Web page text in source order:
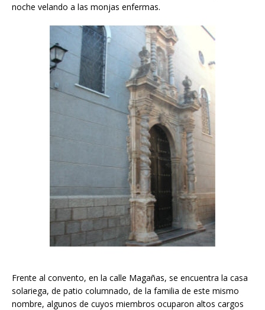
noche velando a las monjas enfermas.
Frente al convento, en la calle Magañas, se encuentra la casa
solariega, de patio columnado, de la familia de este mismo
nombre, algunos de cuyos miembros ocuparon altos cargos